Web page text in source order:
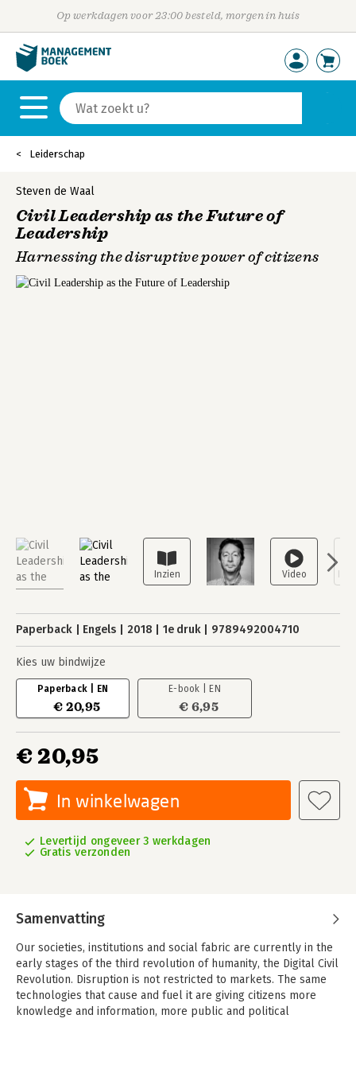
Op werkdagen voor 23:00 besteld, morgen in huis
Leiderschap
Steven de Waal
Civil Leadership as the Future of
Leadership
Harnessing the disruptive power of citizens
Paperback Engels 2018 1e druk 9789492004710
Kies uw bindwijze
Paperback | EN
€ 20,95
E-book | EN
€ 6,95
€ 20,95
In winkelwagen
Levertijd ongeveer 3 werkdagen
Gratis verzonden
Samenvatting
Our societies, institutions and social fabric are currently in the
early stages of the third revolution of humanity, the Digital Civil
Revolution. Disruption is not restricted to markets. The same
technologies that cause and fuel it are giving citizens more
knowledge and information, more public and political